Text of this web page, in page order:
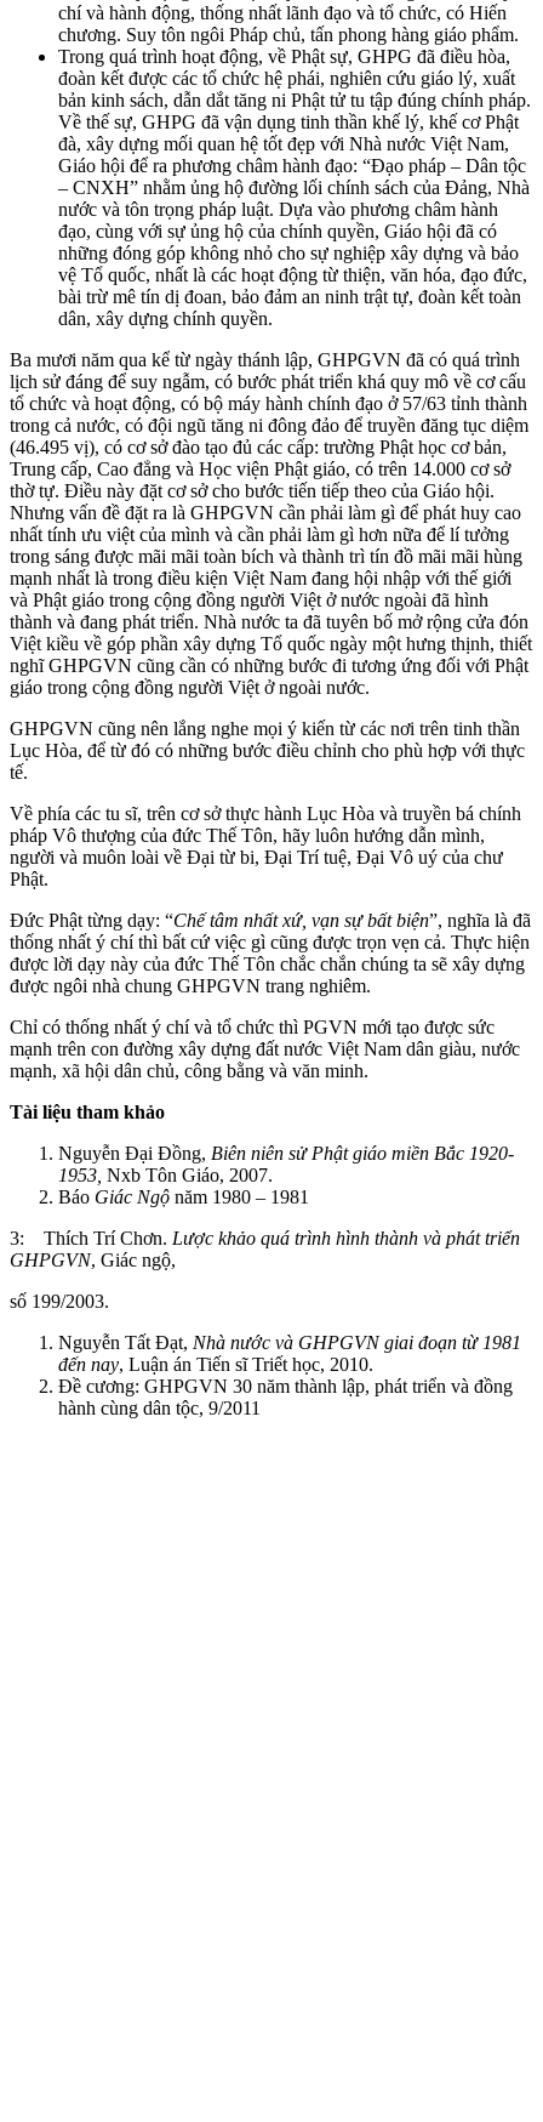
chí và hành động, thống nhất lãnh đạo và tổ chức, có Hiến
chương. Suy tôn ngôi Pháp chủ, tấn phong hàng giáo phẩm.
Trong quá trình hoạt động, về Phật sự, GHPG đã điều hòa,
đoàn kết được các tổ chức hệ phái, nghiên cứu giáo lý, xuất
bản kinh sách, dẫn dắt tăng ni Phật tử tu tập đúng chính pháp.
Về thế sự, GHPG đã vận dụng tinh thần khế lý, khế cơ Phật
đà, xây dựng mối quan hệ tốt đẹp với Nhà nước Việt Nam,
Giáo hội để ra phương châm hành đạo: “Đạo pháp – Dân tộc
– CNXH” nhằm ủng hộ đường lối chính sách của Đảng, Nhà
nước và tôn trọng pháp luật. Dựa vào phương châm hành
đạo, cùng với sự ủng hộ của chính quyền, Giáo hội đã có
những đóng góp không nhỏ cho sự nghiệp xây dựng và bảo
vệ Tổ quốc, nhất là các hoạt động từ thiện, văn hóa, đạo đức,
bài trừ mê tín dị đoan, bảo đảm an ninh trật tự, đoàn kết toàn
dân, xây dựng chính quyền.
Ba mươi năm qua kể từ ngày thánh lập, GHPGVN đã có quá trình
lịch sử đáng để suy ngẫm, có bước phát triển khá quy mô về cơ cấu
tổ chức và hoạt động, có bộ máy hành chính đạo ở 57/63 tỉnh thành
trong cả nước, có đội ngũ tăng ni đông đảo để truyền đăng tục diệm
(46.495 vị), có cơ sở đào tạo đủ các cấp: trường Phật học cơ bản,
Trung cấp, Cao đẳng và Học viện Phật giáo, có trên 14.000 cơ sở
thờ tự. Điều này đặt cơ sở cho bước tiến tiếp theo của Giáo hội.
Nhưng vấn đề đặt ra là GHPGVN cần phải làm gì để phát huy cao
nhất tính ưu việt của mình và cần phải làm gì hơn nữa để lí tưởng
trong sáng được mãi mãi toàn bích và thành trì tín đồ mãi mãi hùng
mạnh nhất là trong điều kiện Việt Nam đang hội nhập với thế giới
và Phật giáo trong cộng đồng người Việt ở nước ngoài đã hình
thành và đang phát triển. Nhà nước ta đã tuyên bố mở rộng cửa đón
Việt kiều về góp phần xây dựng Tổ quốc ngày một hưng thịnh, thiết
nghĩ GHPGVN cũng cần có những bước đi tương ứng đối với Phật
giáo trong cộng đồng người Việt ở ngoài nước.
GHPGVN cũng nên lắng nghe mọi ý kiến từ các nơi trên tinh thần
Lục Hòa, để từ đó có những bước điều chỉnh cho phù hợp với thực
tế.
Về phía các tu sĩ, trên cơ sở thực hành Lục Hòa và truyền bá chính
pháp Vô thượng của đức Thế Tôn, hãy luôn hướng dẫn mình,
người và muôn loài về Đại từ bi, Đại Trí tuệ, Đại Vô uý của chư
Phật.
Đức Phật từng dạy: “Chế tâm nhất xứ, vạn sự bất biện”, nghĩa là đã
thống nhất ý chí thì bất cứ việc gì cũng được trọn vẹn cả. Thực hiện
được lời dạy này của đức Thế Tôn chắc chắn chúng ta sẽ xây dựng
được ngôi nhà chung GHPGVN trang nghiêm.
Chỉ có thống nhất ý chí và tổ chức thì PGVN mới tạo được sức
mạnh trên con đường xây dựng đất nước Việt Nam dân giàu, nước
mạnh, xã hội dân chủ, công bằng và văn minh.
Tài liệu tham khảo
Nguyễn Đại Đồng, Biên niên sử Phật giáo miền Bắc 1920-
1953, Nxb Tôn Giáo, 2007.
Báo Giác Ngộ năm 1980 – 1981
3: Thích Trí Chơn. Lược khảo quá trình hình thành và phát triển
GHPGVN, Giác ngộ,
số 199/2003.
Nguyễn Tất Đạt, Nhà nước và GHPGVN giai đoạn từ 1981
đến nay, Luận án Tiến sĩ Triết học, 2010.
Đề cương: GHPGVN 30 năm thành lập, phát triển và đồng
hành cùng dân tộc, 9/2011